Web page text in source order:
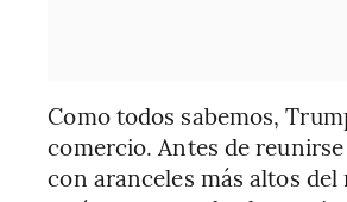
Como todos sabemos,
comercio. Antes de
con aranceles más altos